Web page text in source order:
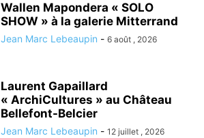
Wallen Mapondera « SOLO
SHOW » à la galerie Mitterrand
Jean Marc Lebeaupin - 6 août , 2026
Laurent Gapaillard
« ArchiCultures » au Château
Bellefont-Belcier
Jean Marc Lebeaupin - 12 juillet , 2026